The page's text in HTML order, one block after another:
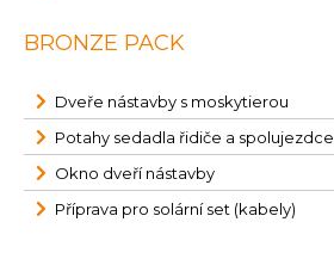
BRONZE PACK
Dveře nástavby s moskytierou
Potahy sedadla řidiče a spolujezdce
Okno dveří nástavby
Příprava pro solární set (kabely)